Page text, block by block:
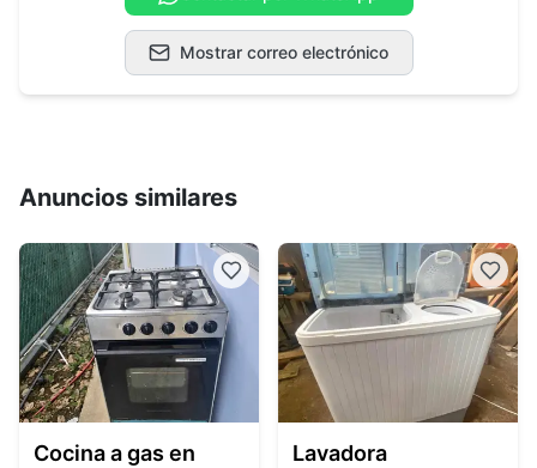
Mostrar correo electrónico
Anuncios similares
Cocina a gas en
Lavadora